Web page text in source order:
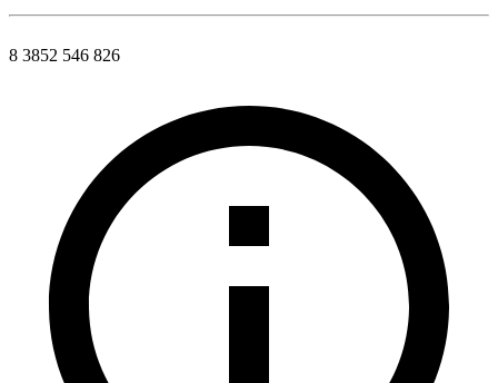
8 3852 546 826